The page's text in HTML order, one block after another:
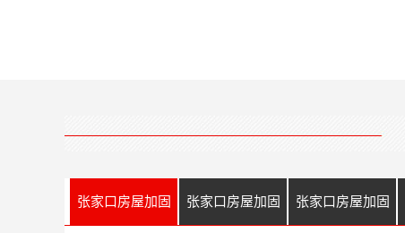
张家口房屋加固 张家口房屋加固 张家口房屋加固